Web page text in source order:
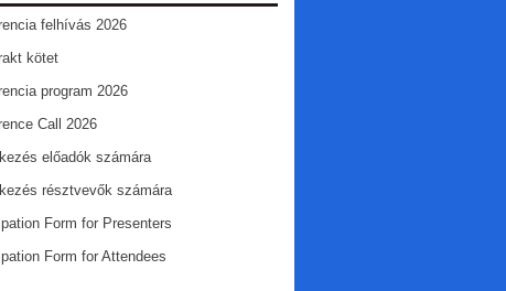
felhívás 2026
kötet
program 2026
Call 2026
előadók számára
résztvevők számára
Form for Presenters
Form for Attendees